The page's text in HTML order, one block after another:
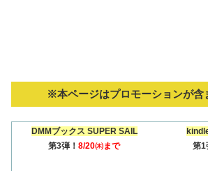
※本ページはプロモーションが含
DMMブックス SUPER SAIL
第3弾！ 8/20㈭まで
第1